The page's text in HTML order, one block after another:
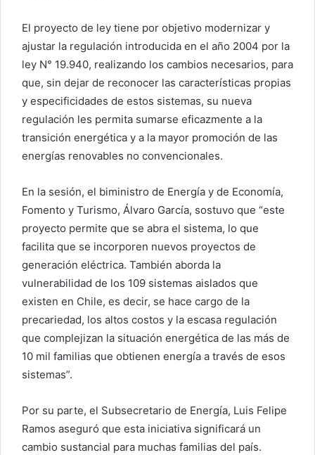
El proyecto de ley tiene por objetivo modernizar y
ajustar la regulación introducida en el año 2004 por la
ley N° 19.940, realizando los cambios necesarios, para
que, sin dejar de reconocer las características propias
y especificidades de estos sistemas, su nueva
regulación les permita sumarse eficazmente a la
transición energética y a la mayor promoción de las
energías renovables no convencionales.
En la sesión, el biministro de Energía y de Economía,
Fomento y Turismo, Álvaro García, sostuvo que “este
proyecto permite que se abra el sistema, lo que
facilita que se incorporen nuevos proyectos de
generación eléctrica. También aborda la
vulnerabilidad de los 109 sistemas aislados que
existen en Chile, es decir, se hace cargo de la
precariedad, los altos costos y la escasa regulación
que complejizan la situación energética de las más de
10 mil familias que obtienen energía a través de esos
sistemas”.
Por su parte, el Subsecretario de Energía, Luis Felipe
Ramos aseguró que esta iniciativa significará un
cambio sustancial para muchas familias del país.